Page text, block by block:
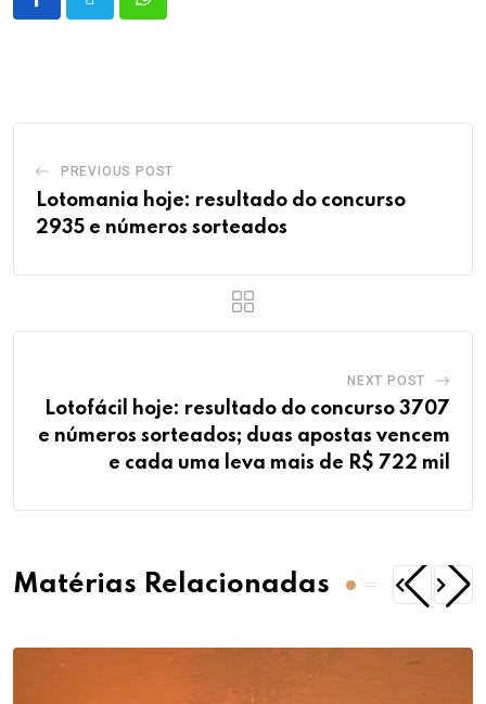
PREVIOUS POST
Lotomania hoje: resultado do concurso
2935 e números sorteados
NEXT POST
Lotofácil hoje: resultado do concurso 3707
e números sorteados; duas apostas vencem
e cada uma leva mais de R$ 722 mil
Matérias Relacionadas